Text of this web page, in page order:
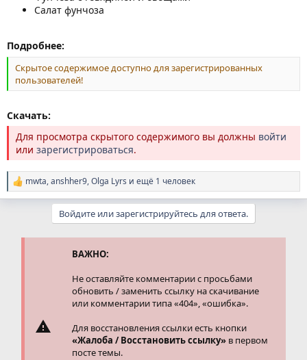
Салат фунчоза
Подробнее:
Скрытое содержимое доступно для зарегистрированных
пользователей!
Скачать:
Для просмотра скрытого содержимого вы должны войти
или зарегистрироваться.
Р
е
mwta,anshher9,Olga Lyrs и ещё 1 человек
Войдите или зарегистрируйтесь для ответа.
ВАЖНО:
Не оставляйте комментарии с просьбами
обновить / заменить ссылку на скачивание
или комментарии типа «404», «ошибка».
Для восстановления ссылки есть кнопки
«Жалоба / Восстановить ссылку» в первом
посте темы.